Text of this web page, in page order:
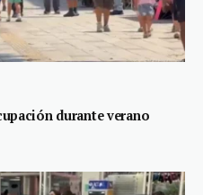
durante verano